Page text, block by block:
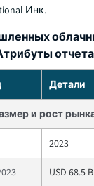
Инк.
отчета
Детали
и рост
2023
USD 68.5